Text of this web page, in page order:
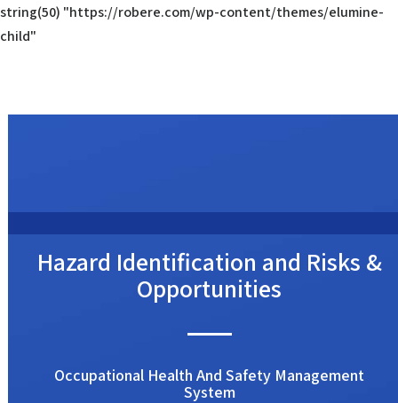
string(50) "https://robere.com/wp-content/themes/elumine-
child"
Hazard Identification and Risks &
Opportunities
Occupational Health And Safety Management
System